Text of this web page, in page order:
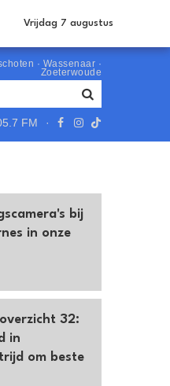
Vrijdag 7 augustus
· Wassenaar ·
Zoeterwoude
FM ·
bij
in onze
32:
in
om beste